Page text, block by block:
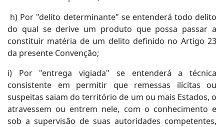
h) Por "delito determinante" se entenderá todo delito
do qual se derive um produto que possa passar a
constituir matéria de um delito definido no Artigo 23
da presente Convenção;
i) Por "entrega vigiada" se entenderá a técnica
consistente em permitir que remessas ilícitas ou
suspeitas saiam do território de um ou mais Estados, o
atravessem ou entrem nele, com o conhecimento e
sob a supervisão de suas autoridades competentes,